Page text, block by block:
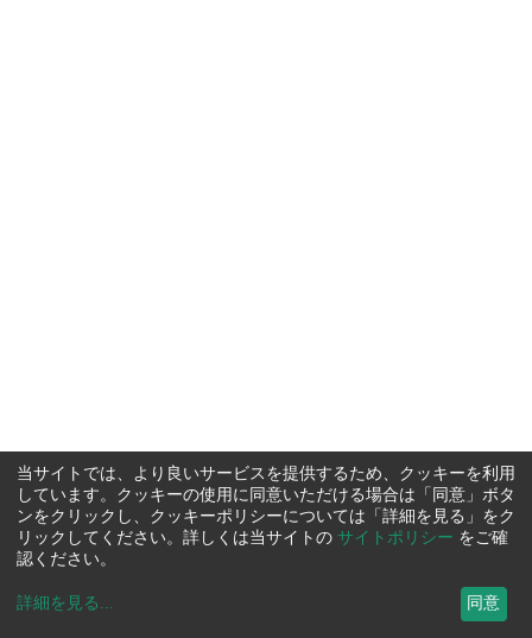
当サイトでは、より良いサービスを提供するため、クッキーを利用
しています。クッキーの使用に同意いただける場合は「同意」ボタ
ンをクリックし、クッキーポリシーについては「詳細を見る」をク
リックしてください。詳しくは当サイトの サイトポリシー をご確
認ください。
詳細を見る ... 同意